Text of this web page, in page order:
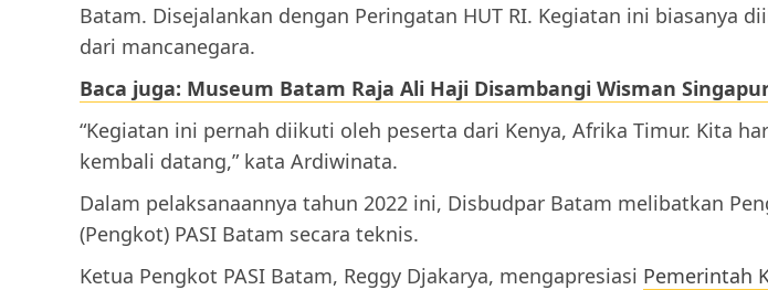
Batam. Disejalankan dengan Peringatan HUT RI. Kegiatan ini biasanya
dari mancanegara.
Baca juga: Museum Batam Raja Ali Haji Disambangi Wisman
“Kegiatan ini pernah diikuti oleh peserta dari Kenya, Afrika Timur. Kita
kembali datang,” kata Ardiwinata.
Dalam pelaksanaannya tahun 2022 ini, Disbudpar Batam melibatkan
(Pengkot) PASI Batam secara teknis.
Ketua Pengkot PASI Batam, Reggy Djakarya, mengapresiasi Pemerintah